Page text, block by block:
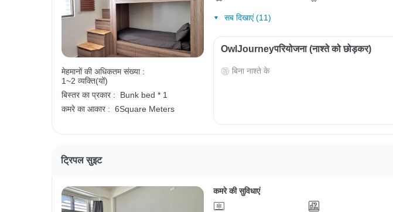
मेहमानों की अधिकतम संख्या :
1~2 व्यक्ति(यों)
बिस्तर का प्रकार :
Bunk bed * 1
कमरे का आकार : 6Square Meters
सब दिखाएं (11)
OwlJourneyपरियोजना (नाश्ते को छोड़कर)
बिना नाश्ते के
ट्रिपल सुइट
कमरे की सुविधाएं